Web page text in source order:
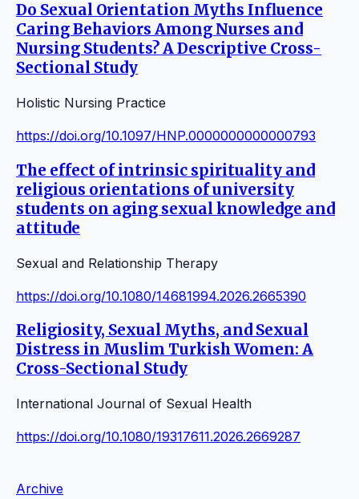
Do Sexual Orientation Myths Influence
Caring Behaviors Among Nurses and
Nursing Students? A Descriptive Cross-
Sectional Study
Holistic Nursing Practice
https://doi.org/10.1097/HNP.0000000000000793
The effect of intrinsic spirituality and
religious orientations of university
students on aging sexual knowledge and
attitude
Sexual and Relationship Therapy
https://doi.org/10.1080/14681994.2026.2665390
Religiosity, Sexual Myths, and Sexual
Distress in Muslim Turkish Women: A
Cross-Sectional Study
International Journal of Sexual Health
https://doi.org/10.1080/19317611.2026.2669287
Archive